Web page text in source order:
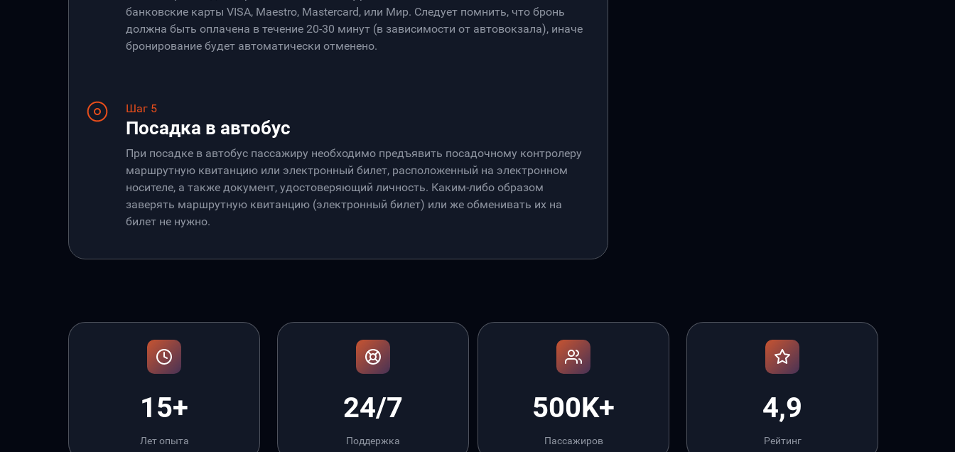
банковские карты VISA, Maestro, Mastercard, или Мир. Следует помнить, что бронь
должна быть оплачена в течение 20-30 минут (в зависимости от автовокзала), иначе
бронирование будет автоматически отменено.
Шаг 5
Посадка в автобус
При посадке в автобус пассажиру необходимо предъявить посадочному контролеру
маршрутную квитанцию или электронный билет, расположенный на электронном
носителе, а также документ, удостоверяющий личность. Каким-либо образом
заверять маршрутную квитанцию (электронный билет) или же обменивать их на
билет не нужно.
15+
Лет опыта
24/7
Поддержка
500K+
Пассажиров
4,9
Рейтинг